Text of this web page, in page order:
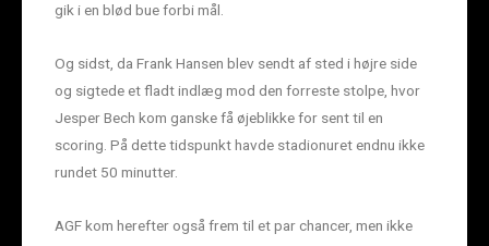
gik i en blød bue forbi mål.
Og sidst, da Frank Hansen blev sendt af sted i højre side
og sigtede et fladt indlæg mod den forreste stolpe, hvor
Jesper Bech kom ganske få øjeblikke for sent til en
scoring. På dette tidspunkt havde stadionuret endnu ikke
rundet 50 minutter.
AGF kom herefter også frem til et par chancer, men ikke